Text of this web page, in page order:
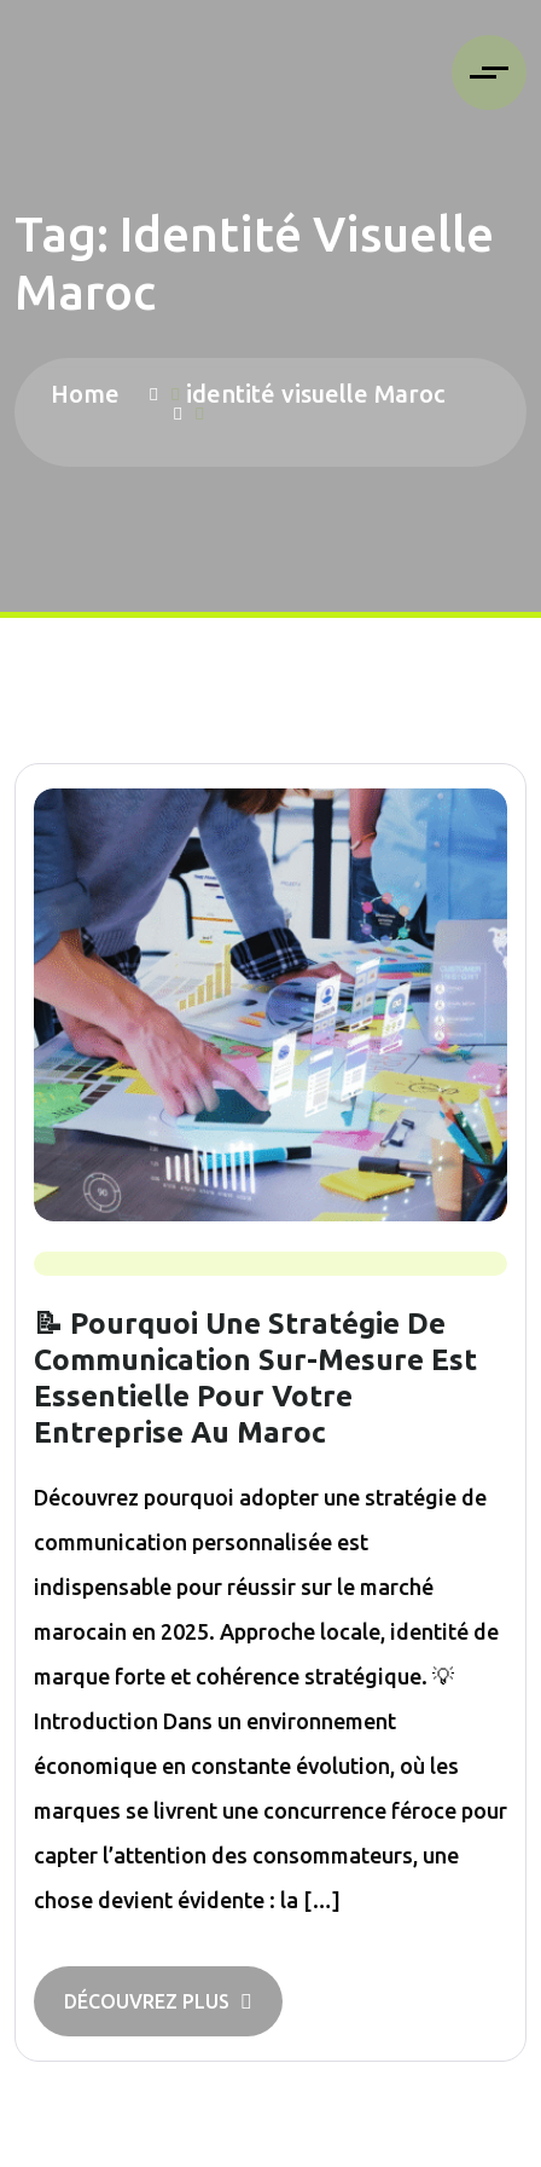
Tag: Identité Visuelle
Maroc
Home identité visuelle Maroc
📝 Pourquoi Une Stratégie De
Communication Sur-Mesure Est
Essentielle Pour Votre
Entreprise Au Maroc
Découvrez pourquoi adopter une stratégie de
communication personnalisée est
indispensable pour réussir sur le marché
marocain en 2025. Approche locale, identité de
marque forte et cohérence stratégique. 💡
Introduction Dans un environnement
économique en constante évolution, où les
marques se livrent une concurrence féroce pour
capter l’attention des consommateurs, une
chose devient évidente : la […]
DÉCOUVREZ PLUS